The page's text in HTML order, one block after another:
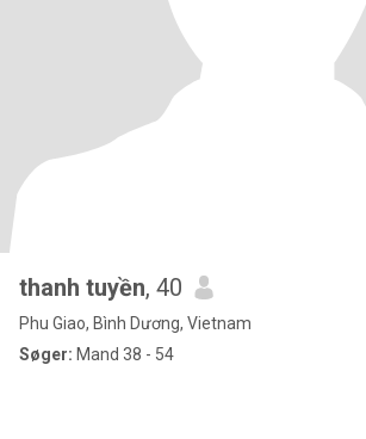
thanh tuyền, 40
Phu Giao, Bình Dương, Vietnam
Søger: Mand 38 - 54